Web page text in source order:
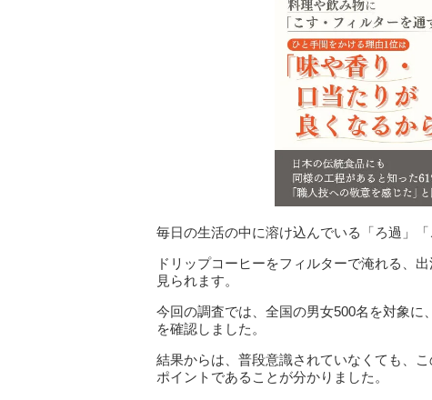
毎日の生活の中に溶け込んでいる「ろ過」「
ドリップコーヒーをフィルターで淹れる、
見られます。
今回の調査では、全国の男女500名を対象
を確認しました。
結果からは、普段意識されていなくても、
ポイントであることが分かりました。